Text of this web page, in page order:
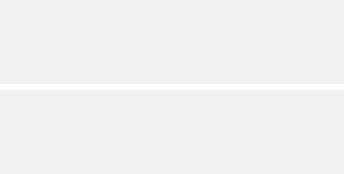
Zmena vašej objednávky, žiaľ, nie